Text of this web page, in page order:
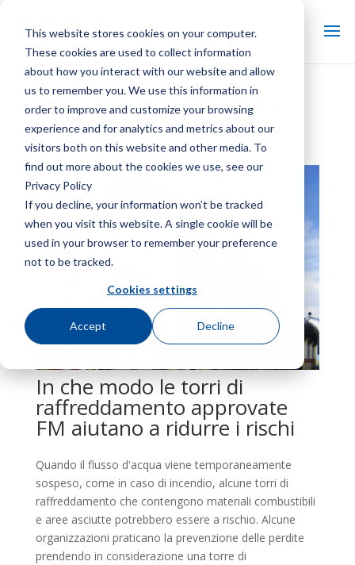
This website stores cookies on your computer.
These cookies are used to collect information
about how you interact with our website and allow
us to remember you. We use this information in
order to improve and customize your browsing
experience and for analytics and metrics about our
visitors both on this website and other media. To
find out more about the cookies we use, see our
Privacy Policy
If you decline, your information won’t be tracked
when you visit this website. A single cookie will be
used in your browser to remember your preference
not to be tracked.
Cookies settings
Accept Decline
Trattamento della ruggine
bianca e dell'acqua
In che modo le torri di
raffreddamento approvate
FM aiutano a ridurre i rischi
Quando il flusso d'acqua viene temporaneamente
sospeso, come in caso di incendio, alcune torri di
raffreddamento che contengono materiali combustibili
e aree asciutte potrebbero essere a rischio. Alcune
organizzazioni praticano la prevenzione delle perdite
prendendo in considerazione una torre di